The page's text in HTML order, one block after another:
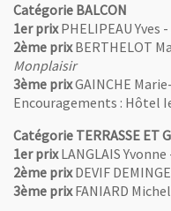
Catégorie BALCON
1er prixPHELIPEAU Yves -
2ème prixBERTHELOT
Monplaisir
3ème prixGAINCHE
Encouragements : Hôtel
Catégorie TERRASSE ET
1er prixLANGLAIS
2ème prixDEVIF
3ème prixFANIARD